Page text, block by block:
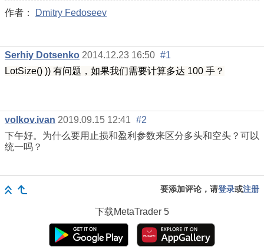
作者： Dmitry Fedoseev
Serhiy Dotsenko 2014.12.23 16:50 #1
LotSize() )) 有问题，如果我们需要计算多达 100 手？
volkov.ivan 2019.09.15 12:41 #2
下午好。为什么要用止损和盈利参数来区分多头和空头？可以
统一吗？
要添加评论，请登录或注册
下载MetaTrader 5